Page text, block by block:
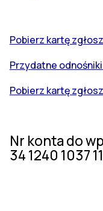
Pobierz kartę
Przydatne
Pobierz kartę
Nr konta do
34 1240 1037